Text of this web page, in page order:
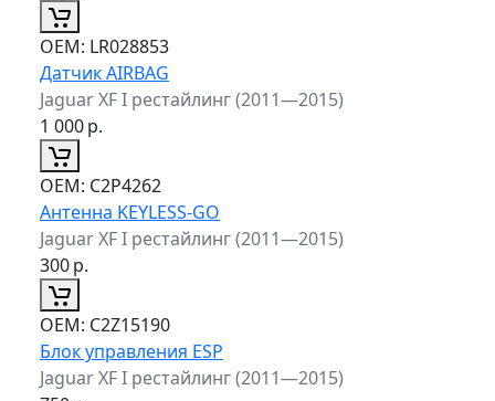
ОЕМ: LR028853
Датчик AIRBAG
Jaguar XF I рестайлинг (2011—2015)
1 000р.
ОЕМ: C2P4262
Антенна KEYLESS-GO
Jaguar XF I рестайлинг (2011—2015)
300р.
ОЕМ: C2Z15190
Блок управления ESP
Jaguar XF I рестайлинг (2011—2015)